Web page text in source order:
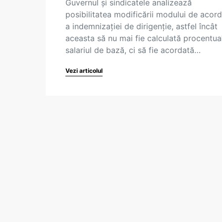
Guvernul și sindicatele analizează
posibilitatea modificării modului de
a indemnizației de dirigenție, astfel încât
aceasta să nu mai fie calculată
salariul de bază, ci să fie acordată…
Vezi articolul